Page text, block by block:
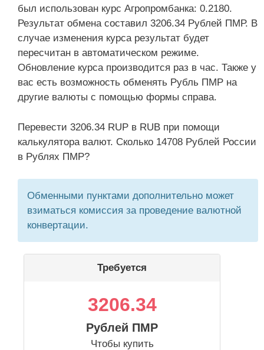
был использован курс Агропромбанка: 0.2180.
Результат обмена составил 3206.34 Рублей ПМР. В
случае изменения курса результат будет
пересчитан в автоматическом режиме.
Обновление курса производится раз в час. Также у
вас есть возможность обменять Рубль ПМР на
другие валюты с помощью формы справа.
Перевести 3206.34 RUP в RUB при помощи
калькулятора валют. Сколько 14708 Рублей России
в Рублях ПМР?
Обменными пунктами дополнительно может
взиматься комиссия за проведение валютной
конвертации.
Требуется
3206.34
Рублей ПМР
Чтобы купить